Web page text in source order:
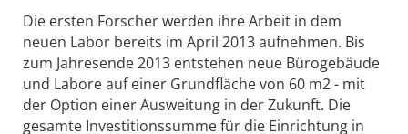
Die ersten Forscher werden ihre Arbeit in dem
neuen Labor bereits im April 2013 aufnehmen. Bis
zum Jahresende 2013 entstehen neue Bürogebäude
und Labore auf einer Grundfläche von 60 m2 - mit
der Option einer Ausweitung in der Zukunft. Die
gesamte Investitionssumme für die Einrichtung in